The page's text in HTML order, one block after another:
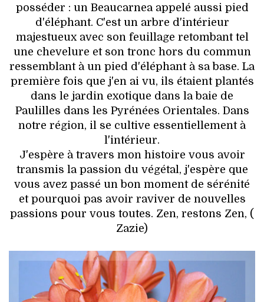
posséder : un Beaucarnea appelé aussi pied
d'éléphant. C'est un arbre d'intérieur
majestueux avec son feuillage retombant tel
une chevelure et son tronc hors du commun
ressemblant à un pied d'éléphant à sa base. La
première fois que j'en ai vu, ils étaient plantés
dans le jardin exotique dans la baie de
Paulilles dans les Pyrénées Orientales. Dans
notre région, il se cultive essentiellement à
l'intérieur.
J'espère à travers mon histoire vous avoir
transmis la passion du végétal, j'espère que
vous avez passé un bon moment de sérénité
et pourquoi pas avoir raviver de nouvelles
passions pour vous toutes. Zen, restons Zen, (
Zazie)